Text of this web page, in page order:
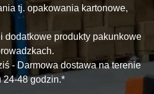
tj. opakowania kartonowe,
dodatkowe produkty pakunkowe
- Darmowa dostawa na terenie
24-48 godzin.*